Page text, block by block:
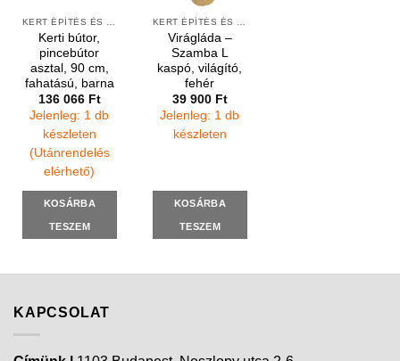
Kerti bútor,
pincebútor
asztal, 90 cm,
fahatású, barna
136 066 Ft
Jelenleg: 1 db
készleten
(Utánrendelés
elérhető)
KOSÁRBA
TESZEM
Virágláda –
Szamba L
kaspó, világító,
fehér
39 900 Ft
Jelenleg: 1 db
készleten
KOSÁRBA
TESZEM
KAPCSOLAT